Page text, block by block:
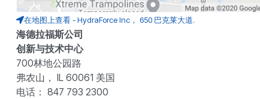
在地图上查看 - HydraForce Inc， 650 巴克莱大道.
海德拉福斯公司
创新与技术中心
700林地公园路
弗农山， IL 60061 美国
电话： 847 793 2300